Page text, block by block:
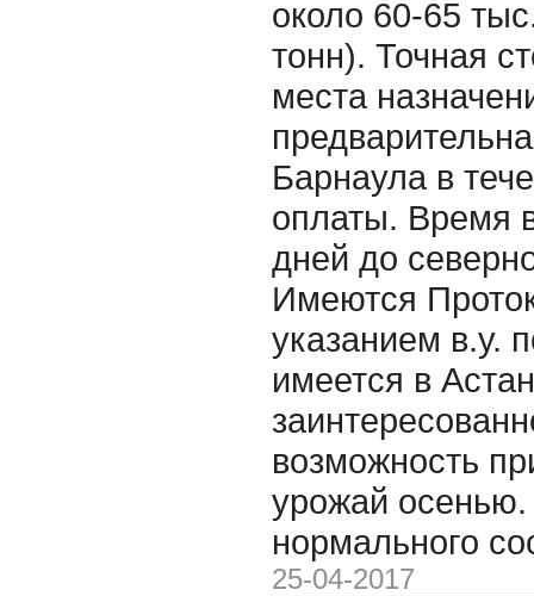
около 60-65
тонн). Точная
места
Барнаула в
оплаты. Время
дней до
Имеются
указанием в.у.
имеется в
возможность
урожай
нормального
25-04-2017